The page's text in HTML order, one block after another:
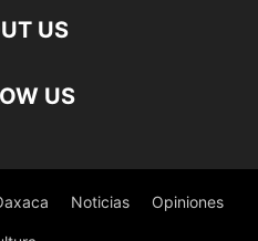
US
US
Noticias Opiniones